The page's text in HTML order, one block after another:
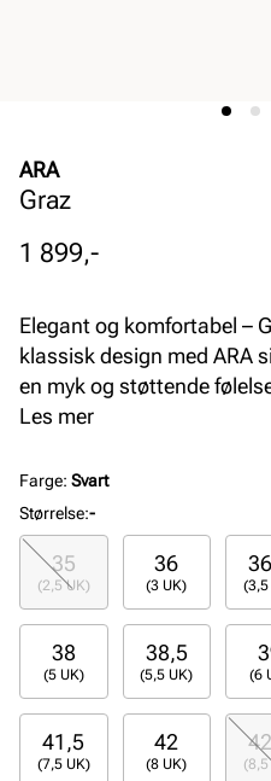
ARA
Graz
Pris
1 899,-
Elegant og komfortabel –
klassisk design med ARA
en myk og støttende
deg som ønsker stil uten å
Les mer
Farge: Svart
Størrelse:-
35
(2,5 UK)
36
(3 UK) (3,5
38
(5 UK)
38,5
(5,5 UK) (6
41,5
(7,5 UK)
42
(8 UK) (8,5